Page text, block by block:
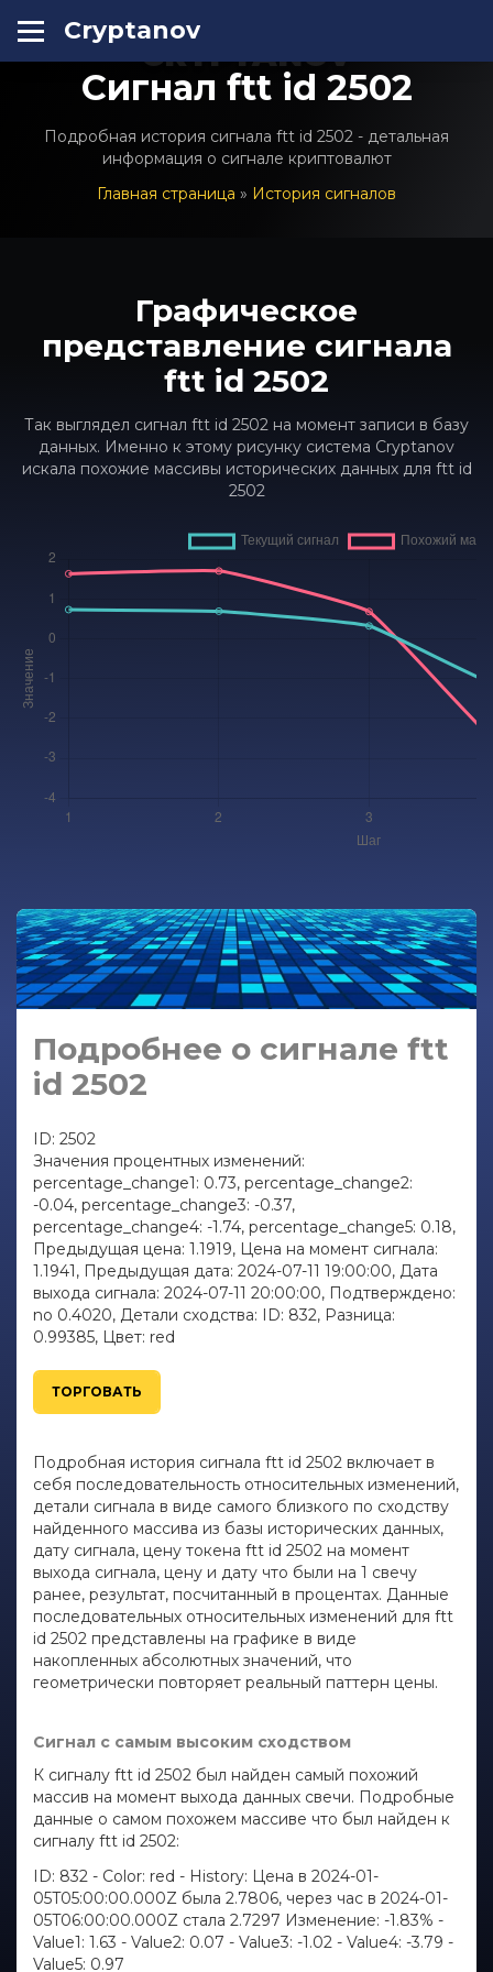
Cryptanov
CRYPTANOV
Сигнал ftt id 2502
Подробная история сигнала ftt id 2502 - детальная
информация о сигнале криптовалют
Главная страница » История сигналов
Графическое
представление сигнала
ftt id 2502
Так выглядел сигнал ftt id 2502 на момент записи в базу
данных. Именно к этому рисунку система Cryptanov
искала похожие массивы исторических данных для ftt id
2502
Подробнее о сигнале ftt
id 2502
ID: 2502
Значения процентных изменений:
percentage_change1: 0.73, percentage_change2:
-0.04, percentage_change3: -0.37,
percentage_change4: -1.74, percentage_change5: 0.18,
Предыдущая цена: 1.1919, Цена на момент сигнала:
1.1941, Предыдущая дата: 2024-07-11 19:00:00, Дата
выхода сигнала: 2024-07-11 20:00:00, Подтверждено:
no 0.4020, Детали сходства: ID: 832, Разница:
0.99385, Цвет: red
ТОРГОВАТЬ
Подробная история сигнала ftt id 2502 включает в
себя последовательность относительных изменений,
детали сигнала в виде самого близкого по сходству
найденного массива из базы исторических данных,
дату сигнала, цену токена ftt id 2502 на момент
выхода сигнала, цену и дату что были на 1 свечу
ранее, результат, посчитанный в процентах. Данные
последовательных относительных изменений для ftt
id 2502 представлены на графике в виде
накопленных абсолютных значений, что
геометрически повторяет реальный паттерн цены.
Сигнал с самым высоким сходством
К сигналу ftt id 2502 был найден самый похожий
массив на момент выхода данных свечи. Подробные
данные о самом похожем массиве что был найден к
сигналу ftt id 2502:
ID: 832 - Color: red - History: Цена в 2024-01-
05T05:00:00.000Z была 2.7806, через час в 2024-01-
05T06:00:00.000Z стала 2.7297 Изменение: -1.83% -
Value1: 1.63 - Value2: 0.07 - Value3: -1.02 - Value4: -3.79 -
Value5: 0.97